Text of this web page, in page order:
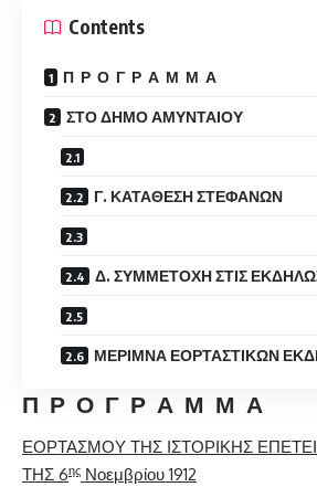
Contents
Π Ρ Ο Γ Ρ Α Μ Μ Α
ΣΤΟ ΔΗΜΟ ΑΜΥΝΤΑΙΟΥ
Γ. ΚΑΤΑΘΕΣΗ ΣΤΕΦΑΝΩΝ
Δ. ΣΥΜΜΕΤΟΧΗ ΣΤΙΣ
ΜΕΡΙΜΝΑ ΕΟΡΤΑΣΤΙΚΩΝ
Π Ρ Ο Γ Ρ Α Μ Μ Α
ΕΟΡΤΑΣΜΟΥ ΤΗΣ ΙΣΤΟΡΙΚΗΣ
ΤΗΣ 6ης Νοεμβρίου 1912